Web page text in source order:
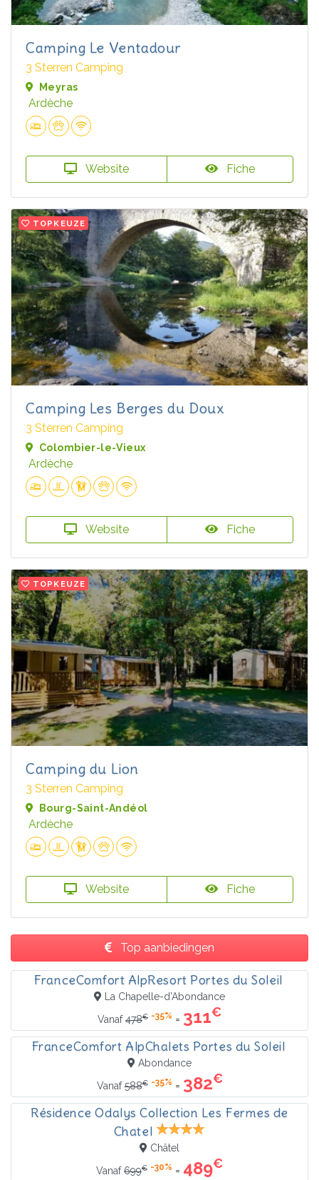
Camping Le Ventadour
3 Sterren Camping
Meyras
Ardèche
Website Fiche
TOPKEUZE
Camping Les Berges du Doux
3 Sterren Camping
Colombier-le-Vieux
Ardèche
Website Fiche
TOPKEUZE
Camping du Lion
3 Sterren Camping
Bourg-Saint-Andéol
Ardèche
Website Fiche
Top aanbiedingen
FranceComfort AlpResort Portes du Soleil
La Chapelle-d'Abondance
Vanaf478€ -35% = 311€
FranceComfort AlpChalets Portes du Soleil
Abondance
Vanaf588€ -35% = 382€
Résidence Odalys Collection Les Fermes de
Chatel
Châtel
Vanaf699€ -30% = 489€